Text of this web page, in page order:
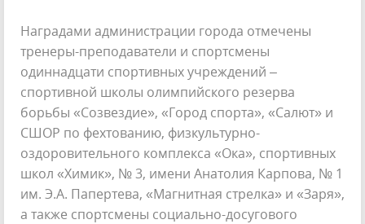
Наградами администрации города отмечены
тренеры-преподаватели и спортсмены
одиннадцати спортивных учреждений –
спортивной школы олимпийского резерва
борьбы «Созвездие», «Город спорта», «Салют» и
СШОР по фехтованию, физкультурно-
оздоровительного комплекса «Ока», спортивных
школ «Химик», № 3, имени Анатолия Карпова, № 1
им. Э.А. Папертева, «Магнитная стрелка» и «Заря»,
а также спортсмены социально-досугового